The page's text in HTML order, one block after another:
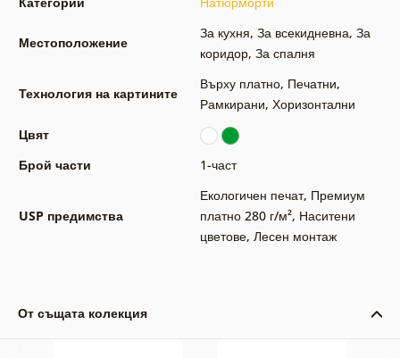
Местоположение
За кухня, За всекидневна, За
коридор, За спалня
Технология на картините
Върху платно, Печатни,
Рамкирани, Хоризонтални
Цвят
Брой части
1-част
USP предимства
Екологичен печат, Премиум
платно 280 г/м², Наситени
цветове, Лесен монтаж
От същата колекция